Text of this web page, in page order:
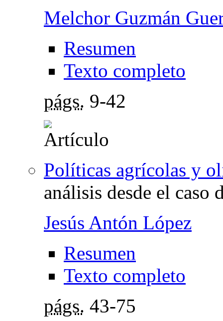
Melchor Guzmán
Resumen
Texto completo
págs. 9-42
Políticas agrícolas y
análisis desde el caso
Jesús Antón López
Resumen
Texto completo
págs. 43-75